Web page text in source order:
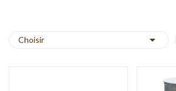
Choisir 